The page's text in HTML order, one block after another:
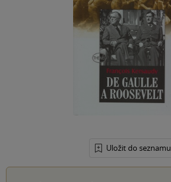
Uložit do seznamu